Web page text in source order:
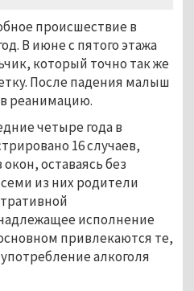
происшествие в
В июне с пятого этажа
который точно так же
После падения малыш
реанимацию.
четыре года в
16 случаев,
оставаясь без
из них родители
исполнение
привлекаются те,
алкоголя